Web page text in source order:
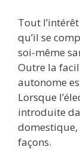
Tout
qu’il se
soi-même
Outre la
autonome
Lorsque
introduite
domestique,
façons.